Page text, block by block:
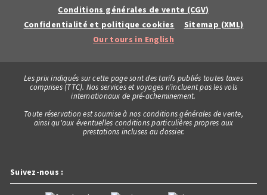
Conditions générales de vente (CGV)
Confidentialité et politique cookies
Sitemap (XML)
Our tours in English
Les prix indiqués sur cette page sont des tarifs publiés toutes taxes
comprises (TTC). Nos services et voyages n’incluent pas les vols
internationaux de pré-acheminement.
Toute réservation est soumise à nos conditions générales de vente,
ainsi qu'aux éventuelles conditions particulières propres aux
prestations incluses au dossier.
Suivez-nous :